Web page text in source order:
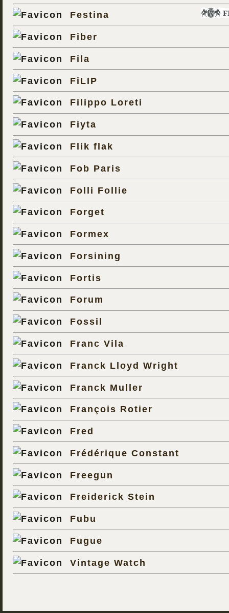
Festina
Fiber
Fila
FiLIP
Filippo Loreti
Fiyta
Flik flak
Fob Paris
Folli Follie
Forget
Formex
Forsining
Fortis
Forum
Fossil
Franc Vila
Franck Lloyd Wright
Franck Muller
François Rotier
Fred
Frédérique Constant
Freegun
Freiderick Stein
Fubu
Fugue
Vintage Watch